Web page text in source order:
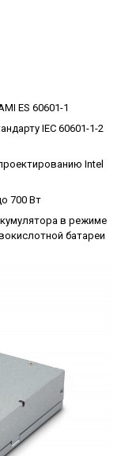
ES 60601-1
IEC 60601-1-2
Intel
700 Вт
в режиме
батареи